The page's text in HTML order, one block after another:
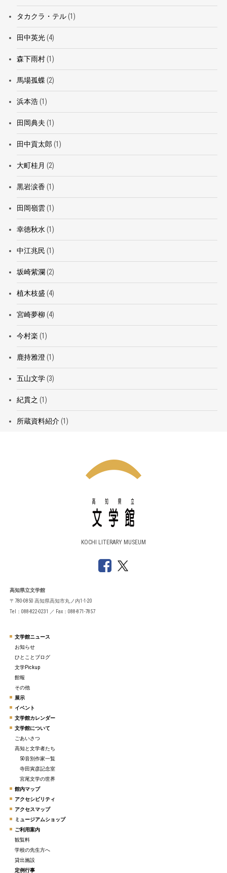
タカクラ・テル(1)
田中英光(4)
森下雨村(1)
馬場孤蝶 (2)
浜本浩(1)
田岡典夫 (1)
田中貢太郎 (1)
大町桂月 (2)
黒岩涙香(1)
田岡嶺雲(1)
幸徳秋水(1)
中江兆民 (1)
坂崎紫瀾 (2)
植木枝盛 (4)
宮崎夢柳 (4)
今村楽 (1)
鹿持雅澄(1)
五山文学(3)
紀貫之 (1)
所蔵資料紹介(1)
KOCHI LITERARY MUSEUM
高知県立文学館
〒780-0850 高知県高知市丸ノ内1-1-20
Tel：088-822-0231 ／ Fax：088-871-7857
文学館ニュース
お知らせ
ひとことブログ
文学Pickup
館報
その他
展示
イベント
文学館カレンダー
文学館について
ごあいさつ
高知と文学者たち
50音別作家一覧
寺田寅彦記念室
宮尾文学の世界
館内マップ
アクセシビリティ
アクセスマップ
ミュージアムショップ
ご利用案内
観覧料
学校の先生方へ
貸出施設
定例行事